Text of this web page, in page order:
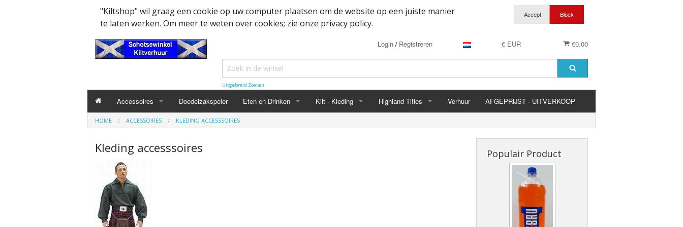
"Kiltshop" wil graag een cookie op uw computer plaatsen om de website op een juiste manier
te laten werken. Om meer te weten over cookies; zie onze privacy policy.
€0.00
€ EUR
Login/ Registreren
Uitgebreid Zoeken
Accessoires
Kleding accesssoiresBelt
MacPowder accessoires
Collector items en CuriosaCap Badges Oud
Decoratie
Doedelzak - Piper - muziek benodigdheden
Mondkapjes
Doedelzakspeler Eten en Drinken Kilt - Kleding Highland Titles Verhuur AFGEPRIJST - UITVERKOOP
HOME ACCESSOIRES KLEDING ACCESSSOIRES
Kleding accesssoires Populair Product